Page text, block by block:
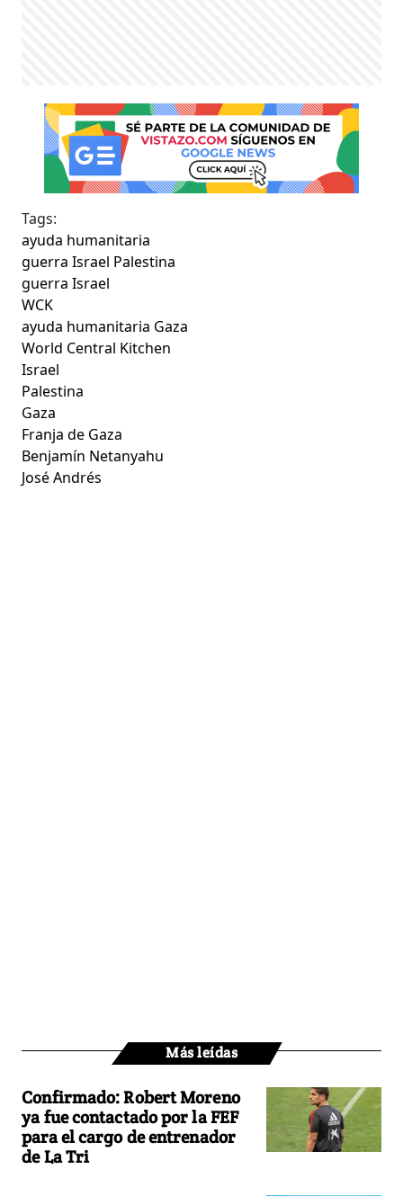
Tags:
ayuda humanitaria
guerra Israel Palestina
guerra Israel
WCK
ayuda humanitaria Gaza
World Central Kitchen
Israel
Palestina
Gaza
Franja de Gaza
Benjamín Netanyahu
José Andrés
Más leídas
Confirmado: Robert Moreno
ya fue contactado por la FEF
para el cargo de entrenador
de La Tri